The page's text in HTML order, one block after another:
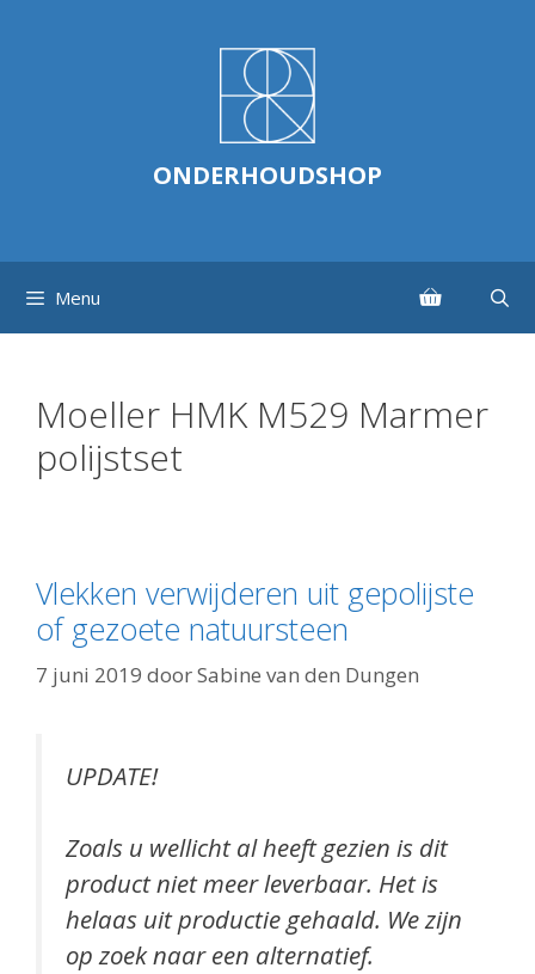
ONDERHOUDSHOP
Menu
Moeller HMK M529 Marmer
polijstset
Vlekken verwijderen uit gepolijste
of gezoete natuursteen
7 juni 2019 doorSabine van den Dungen
UPDATE!
Zoals u wellicht al heeft gezien is dit
product niet meer leverbaar. Het is
helaas uit productie gehaald. We zijn
op zoek naar een alternatief.